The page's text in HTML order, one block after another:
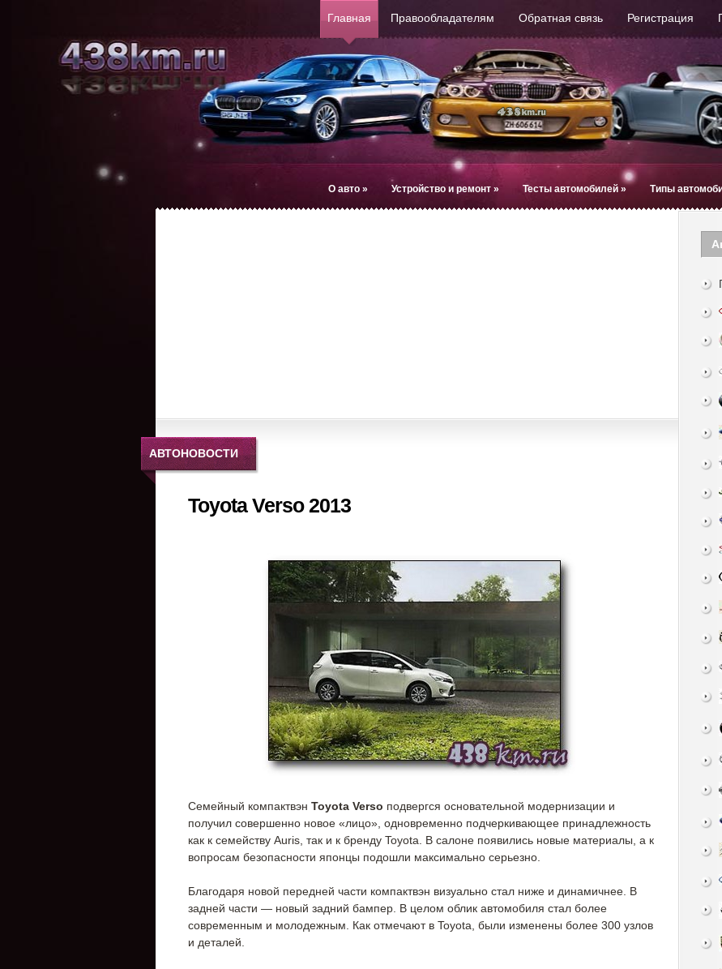
Главная Правообладателям Обратная связь Регистрация
О авто » Устройство и ремонт » Тесты автомобилей » Типы
АВТОНОВОСТИ
Toyota Verso 2013
Семейный компактвэн Toyota Verso подвергся основательной модернизации и
получил совершенно новое «лицо», одновременно подчеркивающее принадлежность
как к семейству Auris, так и к бренду Toyota. В салоне появились новые материалы, а к
вопросам безопасности японцы подошли максимально серьезно.
Благодаря новой передней части компактвэн визуально стал ниже и динамичнее. В
задней части — новый задний бампер. В целом облик автомобиля стал более
современным и молодежным. Как отмечают в Toyota, были изменены более 300 узлов
и деталей.